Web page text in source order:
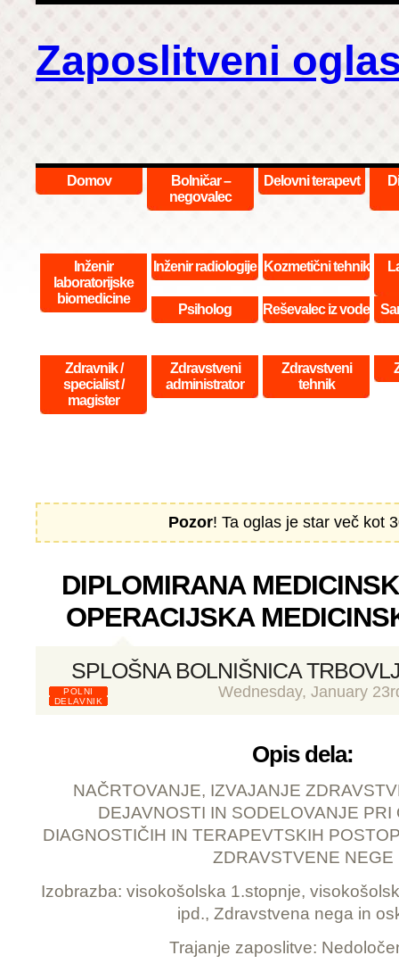
Zaposlitveni
Domov
Bolničar –
negovalec
Delovni terapevt
Inženir
laboratorijske
biomedicine
Inženir radiologije Kozmetični tehnik
Psiholog Reševalec iz vode
Zdravnik /
specialist /
magister
Zdravstveni
administrator
Zdravstveni
tehnik
Pozor! Ta oglas je star več kot
DIPLOMIRANA
OPERACIJSKA
SPLOŠNA BOLNIŠNICA
POLNI
DELAVNIK
Wednesday, January
Opis dela:
NAČRTOVANJE, IZVAJANJE
DEJAVNOSTI IN SODELOVANJE PRI
DIAGNOSTIČIH IN TERAPEVTSKIH
ZDRAVSTVENE NEGE
Izobrazba: visokošolska 1.stopnje,
ipd., Zdravstvena nega in
Trajanje zaposlitve: